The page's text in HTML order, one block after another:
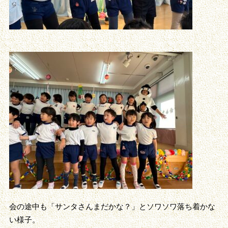
会の途中も「サンタさんまだかな？」とソワソワ落ち着かな
い様子。